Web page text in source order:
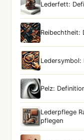
Lederfett:
Reibechtheit:
Ledersymbol:
Pelz:
Lederpflege
pflegen